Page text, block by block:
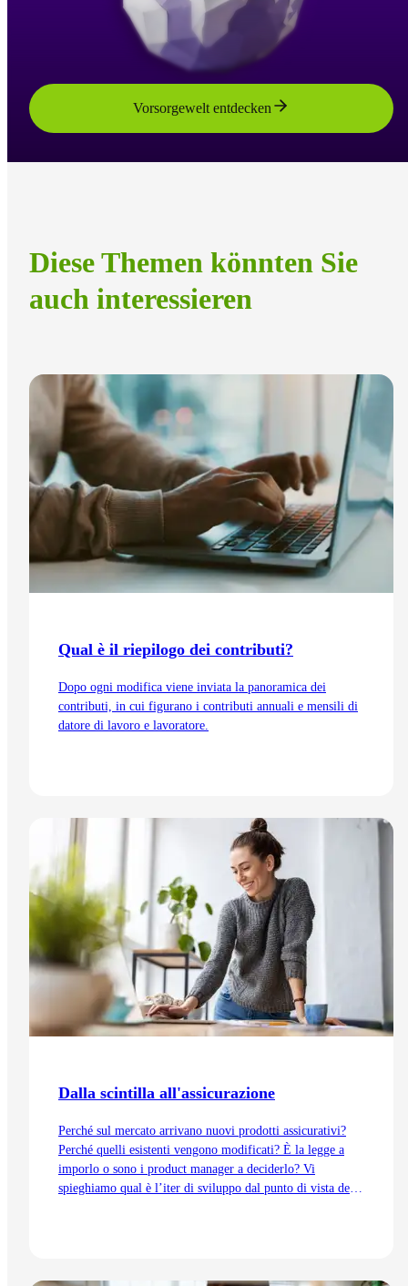
Vorsorgewelt entdecken
Diese Themen könnten Sie
auch interessieren
Qual è il riepilogo dei contributi?
Dopo ogni modifica viene inviata la panoramica dei
contributi, in cui figurano i contributi annuali e mensili di
datore di lavoro e lavoratore.
Vai all'articolo
Dalla scintilla all'assicurazione
Perché sul mercato arrivano nuovi prodotti assicurativi?
Perché quelli esistenti vengono modificati? È la legge a
imporlo o sono i product manager a deciderlo? Vi
spieghiamo qual è l’iter di sviluppo dal punto di vista del
Vai all'articolo